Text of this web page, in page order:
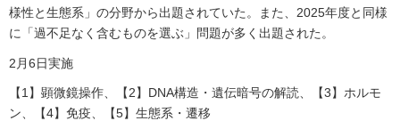
様性と生態系」の分野から出題されていた。また、2025年度と同様
に「過不足なく含むものを選ぶ」問題が多く出題された。
2月6日実施
【1】顕微鏡操作、【2】DNA構造・遺伝暗号の解読、【3】ホルモ
ン、【4】免疫、【5】生態系・遷移